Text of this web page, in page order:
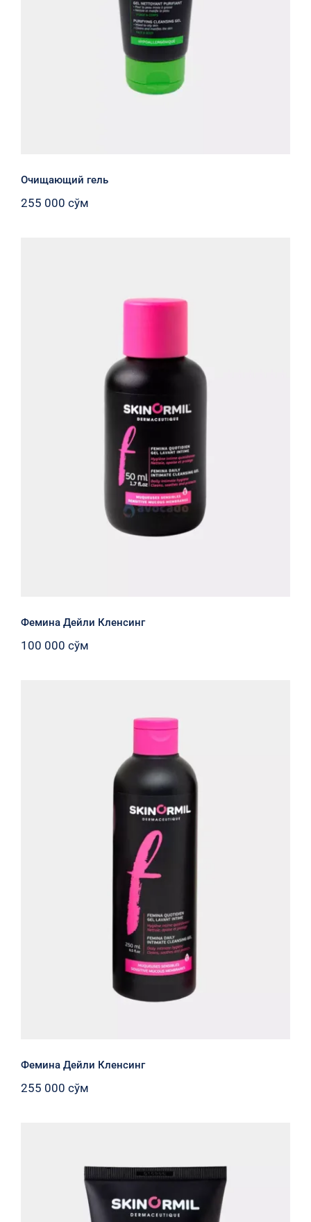
Очищающий гель
255 000 сўм
Фемина Дейли Кленсинг
Фемина Дейли Кленсинг
100 000 сўм
Фемина Дейли Кленсинг
Фемина Дейли Кленсинг
255 000 сўм